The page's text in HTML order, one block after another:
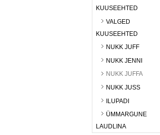
KUUSEEHTED
VALGED
KUUSEEHTED
NUKK JUFF
NUKK JENNI
NUKK JUFFA
NUKK JUSS
ILUPADI
ÜMMARGUNE
LAUDLINA